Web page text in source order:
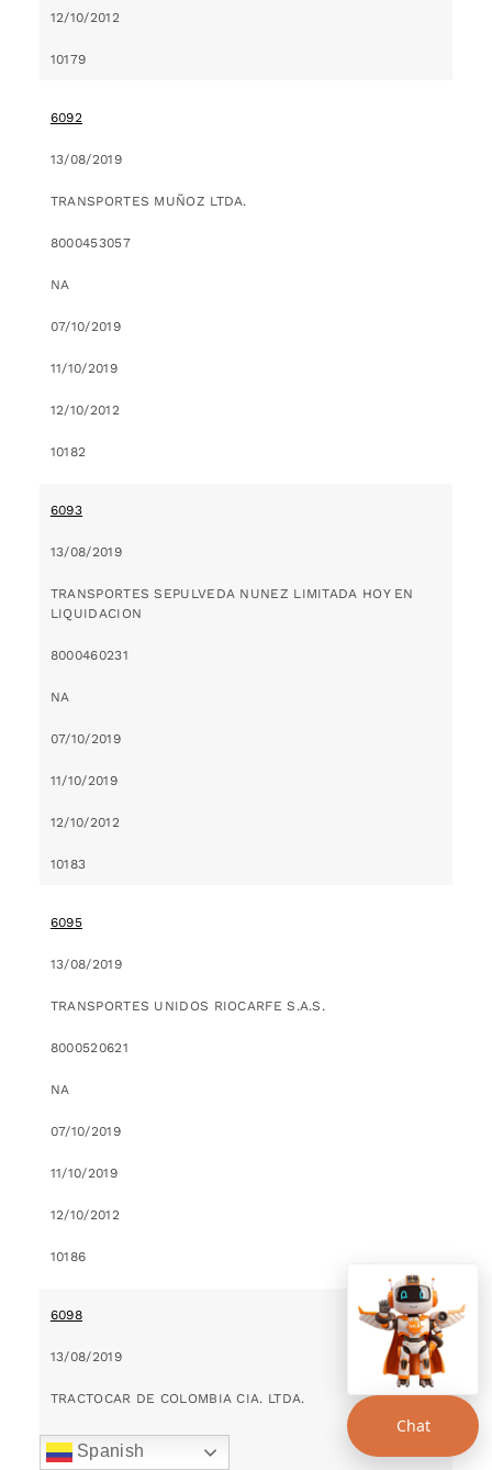
12/10/2012
10179
6092
13/08/2019
TRANSPORTES MUÑOZ LTDA.
8000453057
NA
07/10/2019
11/10/2019
12/10/2012
10182
6093
13/08/2019
TRANSPORTES SEPULVEDA NUNEZ LIMITADA HOY EN
LIQUIDACION
8000460231
NA
07/10/2019
11/10/2019
12/10/2012
10183
6095
13/08/2019
TRANSPORTES UNIDOS RIOCARFE S.A.S.
8000520621
NA
07/10/2019
11/10/2019
12/10/2012
10186
6098
13/08/2019
TRACTOCAR DE COLOMBIA CIA. LTDA.
8000549197
Spanish
Chat